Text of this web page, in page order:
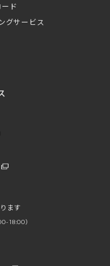
ド
グサービス
ます
18:00）